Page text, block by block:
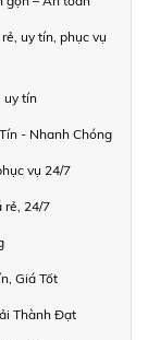
uy tín, phục vụ
uy tín
- Nhanh Chóng
vụ 24/7
rẻ, 24/7
Giá Tốt
Thành Đạt